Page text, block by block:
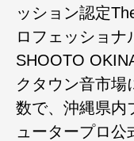
ッション認定
ロフェッショナ
SHOOTO
クタウン音市場
数で、沖縄県内
ュータープロ